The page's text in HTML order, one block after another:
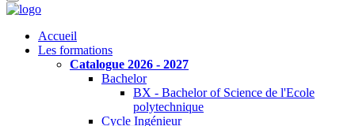
Accueil
Les formations
Catalogue 2026 - 2027
Bachelor
BX - Bachelor of Science de l'Ecole
polytechnique
Cycle Ingénieur